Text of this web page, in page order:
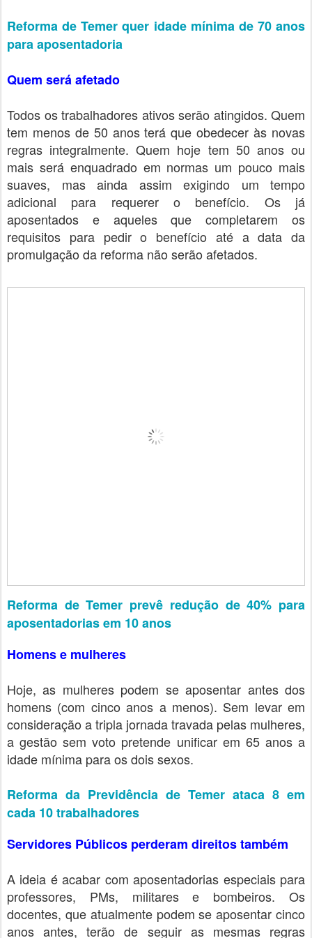
Reforma de Temer quer idade mínima de 70 anos
para aposentadoria
Quem será afetado
Todos os trabalhadores ativos serão atingidos. Quem
tem menos de 50 anos terá que obedecer às novas
regras integralmente. Quem hoje tem 50 anos ou
mais será enquadrado em normas um pouco mais
suaves, mas ainda assim exigindo um tempo
adicional para requerer o benefício. Os já
aposentados e aqueles que completarem os
requisitos para pedir o benefício até a data da
promulgação da reforma não serão afetados.
Reforma de Temer prevê redução de 40% para
aposentadorias em 10 anos
Homens e mulheres
Hoje, as mulheres podem se aposentar antes dos
homens (com cinco anos a menos). Sem levar em
consideração a tripla jornada travada pelas mulheres,
a gestão sem voto pretende unificar em 65 anos a
idade mínima para os dois sexos.
Reforma da Previdência de Temer ataca 8 em
cada 10 trabalhadores
Servidores Públicos perderam direitos também
A ideia é acabar com aposentadorias especiais para
professores, PMs, militares e bombeiros. Os
docentes, que atualmente podem se aposentar cinco
anos antes, terão de seguir as mesmas regras